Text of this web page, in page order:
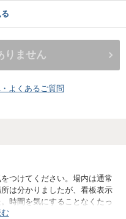
りません
よくあるご質問
つけてください。場内は通常
は分かりましたが、看板表示
時間を気にすることなくたっ